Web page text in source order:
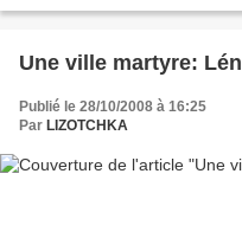
Une ville martyre:
Publié le 28/10/2008 à 16:25
Par LIZOTCHKA